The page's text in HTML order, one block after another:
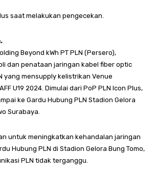
saat melakukan pengecekan.
Beyond kWh PT PLN (Persero),
dan penataan jaringan kabel fiber optic
yang mensupply kelistrikan Venue
U19 2024. Dimulai dari PoP PLN Icon Plus,
ke Gardu Hubung PLN Stadion Gelora
Surabaya.
untuk meningkatkan kehandalan jaringan
Hubung PLN di Stadion Gelora Bung Tomo,
PLN tidak terganggu.